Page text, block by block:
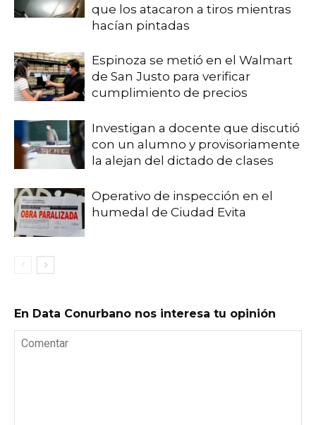
que los atacaron a tiros mientras
hacían pintadas
Espinoza se metió en el Walmart
de San Justo para verificar
cumplimiento de precios
Investigan a docente que discutió
con un alumno y provisoriamente
la alejan del dictado de clases
Operativo de inspección en el
humedal de Ciudad Evita
En Data Conurbano nos interesa tu opinión